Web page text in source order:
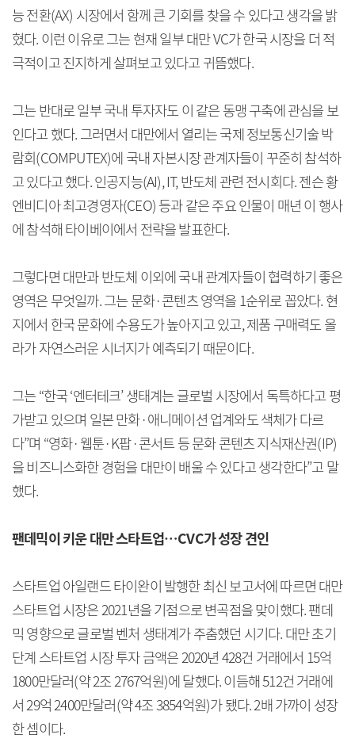
능 전환(AX) 시장에서 함께 큰 기회를 찾을 수 있다고 생각을 밝
혔다. 이런 이유로 그는 현재 일부 대만 VC가 한국 시장을 더 적
극적이고 진지하게 살펴보고 있다고 귀뜸했다.
그는 반대로 일부 국내 투자자도 이 같은 동맹 구축에 관심을 보
인다고 했다. 그러면서 대만에서 열리는 국제 정보통신기술 박
람회(COMPUTEX)에 국내 자본시장 관계자들이 꾸준히 참석하
고 있다고 했다. 인공지능(AI), IT, 반도체 관련 전시회다. 젠슨 황
엔비디아 최고경영자(CEO) 등과 같은 주요 인물이 매년 이 행사
에 참석해 타이베이에서 전략을 발표한다.
그렇다면 대만과 반도체 이외에 국내 관계자들이 협력하기 좋은
영역은 무엇일까. 그는 문화·콘텐츠 영역을 1순위로 꼽았다. 현
지에서 한국 문화에 수용도가 높아지고 있고, 제품 구매력도 올
라가 자연스러운 시너지가 예측되기 때문이다.
그는 “한국 ‘엔터테크’ 생태계는 글로벌 시장에서 독특하다고 평
가받고 있으며 일본 만화·애니메이션 업계와도 색체가 다르
다”며 “영화·웹툰·K팝·콘서트 등 문화 콘텐츠 지식재산권(IP)
을 비즈니스화한 경험을 대만이 배울 수 있다고 생각한다”고 말
했다.
팬데믹이 키운 대만 스타트업…CVC가 성장 견인
스타트업 아일랜드 타이완이 발행한 최신 보고서에 따르면 대만
스타트업 시장은 2021년을 기점으로 변곡점을 맞이했다. 팬데
믹 영향으로 글로벌 벤처 생태계가 주춤했던 시기다. 대만 초기
단계 스타트업 시장 투자 금액은 2020년 428건 거래에서 15억
1800만달러(약 2조 2767억원)에 달했다. 이듬해 512건 거래에
서 29억 2400만달러(약 4조 3854억원)가 됐다. 2배 가까이 성장
한 셈이다.